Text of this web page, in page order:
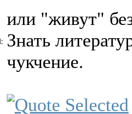
или "живут"
Знать
чукчение.